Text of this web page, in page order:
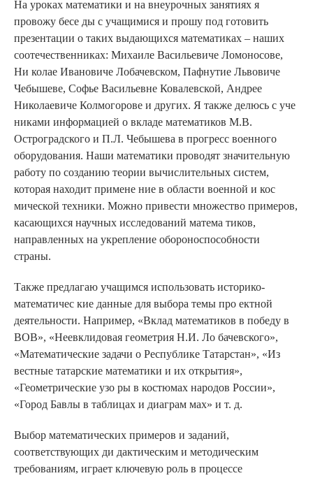
На уроках математики и на внеурочных занятиях я
провожу бесе ды с учащимися и прошу под готовить
презентации о таких выдающихся математиках – наших
соотечественниках: Михаиле Васильевиче Ломоносове,
Ни колае Ивановиче Лобачевском, Пафнутие Львовиче
Чебышеве, Софье Васильевне Ковалевской, Андрее
Николаевиче Колмогорове и других. Я также делюсь с уче
никами информацией о вкладе математиков М.В.
Остроградского и П.Л. Чебышева в прогресс военного
оборудования. Наши математики проводят значительную
работу по созданию теории вычислительных систем,
которая находит примене ние в области военной и кос
мической техники. Можно привести множество примеров,
касающихся научных исследований матема тиков,
направленных на укрепление обороноспособности
страны.
Также предлагаю учащимся использовать историко-
математичес кие данные для выбора темы про ектной
деятельности. Например, «Вклад математиков в победу в
ВОВ», «Неевклидовая геометрия Н.И. Ло бачевского»,
«Математические задачи о Республике Татарстан», «Из
вестные татарские математики и их открытия»,
«Геометрические узо ры в костюмах народов России»,
«Город Бавлы в таблицах и диаграм мах» и т. д.
Выбор математических примеров и заданий,
соответствующих ди дактическим и методическим
требованиям, играет ключевую роль в процессе